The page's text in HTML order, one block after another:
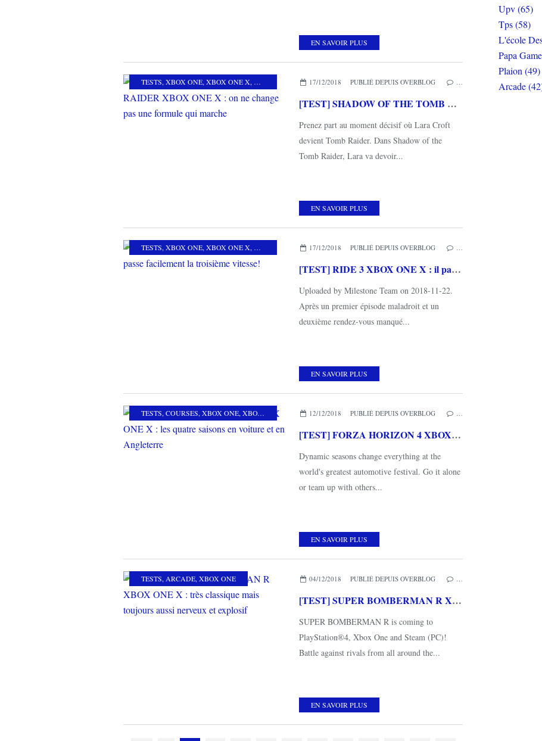
EN SAVOIR PLUS
TESTS, XBOX ONE, XBOX ONE X, ACTION AVENTURE,MES COUPS DE COEUR
17/12/2018 PUBLIÉ DEPUIS OVERBLOG
[TEST] SHADOW OF THE TOMB RAIDER XBOX ONE X : on ne change pas une formule qui marche
Prenez part au moment décisif où Lara Croft
devient Tomb Raider. Dans Shadow of the
Tomb Raider, Lara va devoir...
EN SAVOIR PLUS
TESTS, XBOX ONE, XBOX ONE X, COURSES 17/12/2018 PUBLIÉ DEPUIS OVERBLOG
[TEST] RIDE 3 XBOX ONE X : il passe facilement la troisième vitesse!
Uploaded by Milestone Team on 2018-11-22.
Après un premier épisode maladroit et un
deuxième rendez-vous manqué...
EN SAVOIR PLUS
TESTS, COURSES, XBOX ONE, XBOX ONE X MES COUPS DE COEUR
12/12/2018 PUBLIÉ DEPUIS OVERBLOG
[TEST] FORZA HORIZON 4 XBOX ONE X : les quatre saisons en voiture et en Angleterre
Dynamic seasons change everything at the
world's greatest automotive festival. Go it alone
or team up with others...
EN SAVOIR PLUS
TESTS, ARCADE, XBOX ONE 04/12/2018 PUBLIÉ DEPUIS OVERBLOG
[TEST] SUPER BOMBERMAN R XBOX ONE X : très classique mais toujours aussi nerveux et explosif
SUPER BOMBERMAN R is coming to
PlayStation®4, Xbox One and Steam (PC)!
Battle against rivals from all around the...
EN SAVOIR PLUS
Upv (65)
Tps (58)
L'école
Papa
Plaion (49)
Arcade